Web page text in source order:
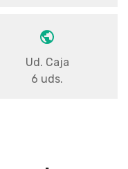
Ud. Caja
6 uds.